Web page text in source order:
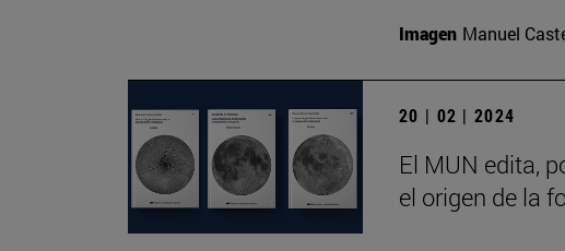
Imagen Manuel
20 | 02 | 2024
El MUN edita,
el origen de la